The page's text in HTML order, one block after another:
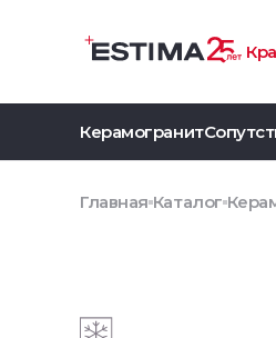
Керамогранит
Главная Каталог